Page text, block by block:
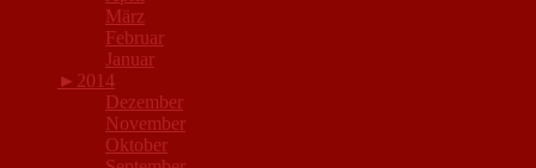
März
Februar
Januar
► 2014
Dezember
November
Oktober